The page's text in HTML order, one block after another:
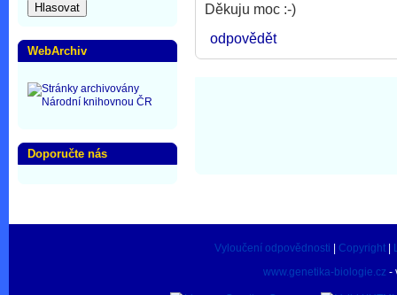
Děkuju moc :-)
odpovědět
WebArchiv
Doporučte nás
Vyloučení odpovědnosti Copyright
www.genetika-biologie.cz -